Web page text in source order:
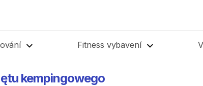
Fitness vybavení
kempingowego